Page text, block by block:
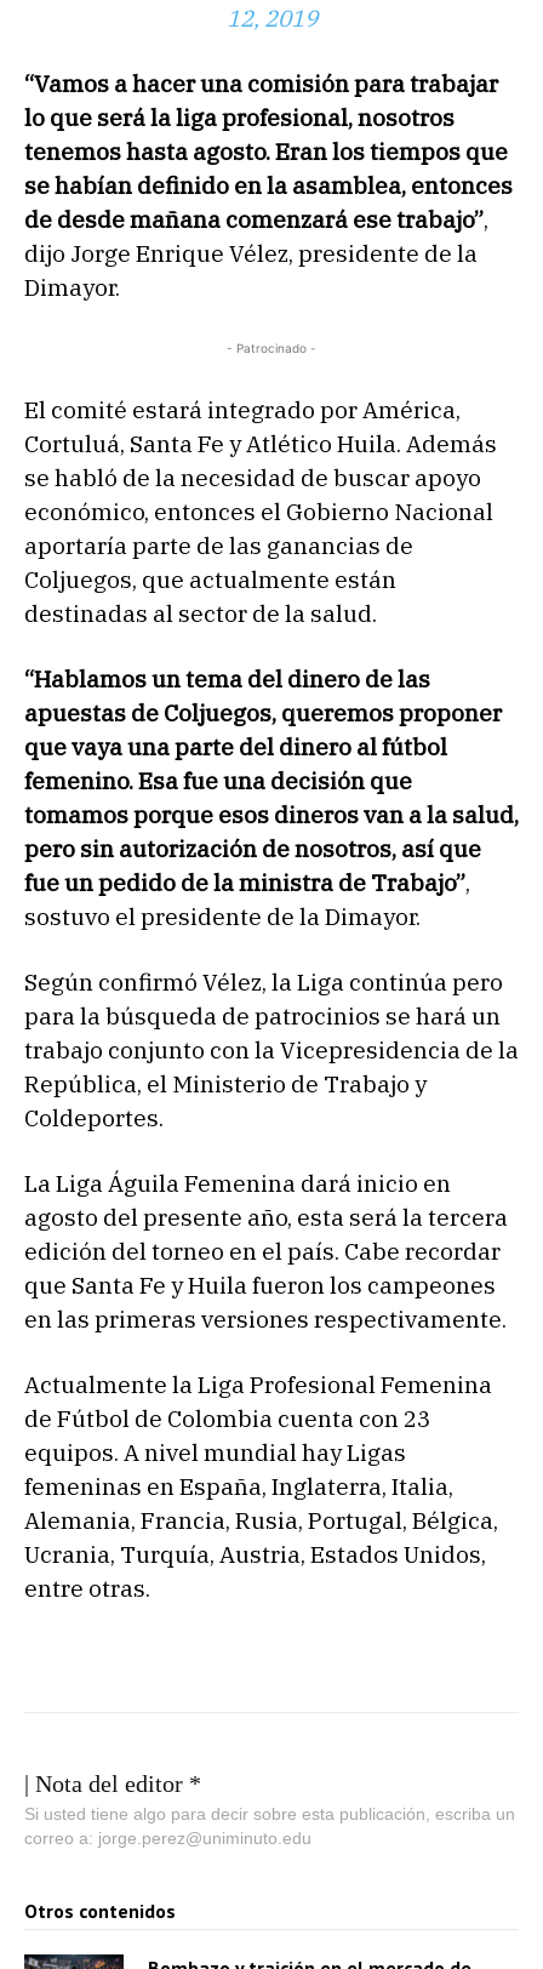
12, 2019
“Vamos a hacer una comisión para trabajar
lo que será la liga profesional,nosotros
tenemos hasta agosto. Eran los tiempos que
se habían definido en la asamblea, entonces
de desde mañana comenzará ese trabajo”,
dijo Jorge Enrique Vélez, presidente de la
Dimayor.
- Patrocinado -
El comité estará integrado por América,
Cortuluá, Santa Fe y Atlético Huila. Además
se habló de la necesidad de buscar apoyo
económico, entonces el Gobierno Nacional
aportaría parte de las ganancias de
Coljuegos, que actualmente están
destinadas al sector de la salud.
“Hablamos un tema del dinero de las
apuestas de Coljuegos, queremos proponer
que vaya una parte del dinero al fútbol
femenino. Esa fue una decisión que
tomamos porque esos dineros van a la salud,
pero sin autorización de nosotros, así que
fue un pedido de la ministra de Trabajo”,
sostuvo el presidente de la Dimayor.
Según confirmó Vélez, la Liga continúa pero
para la búsqueda de patrocinios se hará un
trabajo conjunto con la Vicepresidencia de la
República, el Ministerio de Trabajo y
Coldeportes.
La Liga Águila Femenina dará inicio en
agosto del presente año, esta será la tercera
edición del torneo en el país. Cabe recordar
que Santa Fe y Huila fueron los campeones
en las primeras versiones respectivamente.
Actualmente la Liga Profesional Femenina
de Fútbol de Colombia cuenta con 23
equipos. A nivel mundial hay Ligas
femeninas en España, Inglaterra, Italia,
Alemania, Francia, Rusia, Portugal, Bélgica,
Ucrania, Turquía, Austria, Estados Unidos,
entre otras.
| Nota del editor *
Si usted tiene algo para decir sobre esta publicación, escriba un
correo a: jorge.perez@uniminuto.edu
Otros contenidos